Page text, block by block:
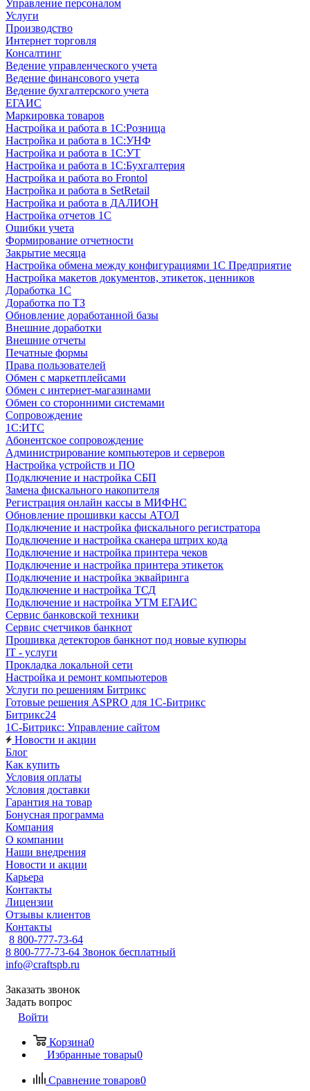
Управление персоналом
Услуги
Производство
Интернет торговля
Консалтинг
Ведение управленческого учета
Ведение финансового учета
Ведение бухгалтерского учета
ЕГАИС
Маркировка товаров
Настройка и работа в 1С:Розница
Настройка и работа в 1С:УНФ
Настройка и работа в 1С:УТ
Настройка и работа в 1С:Бухгалтерия
Настройка и работа во Frontol
Настройка и работа в SetRetail
Настройка и работа в ДАЛИОН
Настройка отчетов 1С
Ошибки учета
Формирование отчетности
Закрытие месяца
Настройка обмена между конфигурациями 1С Предприятие
Настройка макетов документов, этикеток, ценников
Доработка 1С
Доработка по ТЗ
Обновление доработанной базы
Внешние доработки
Внешние отчеты
Печатные формы
Права пользователей
Обмен с маркетплейсами
Обмен с интернет-магазинами
Обмен со сторонними системами
Сопровождение
1C:ИТС
Абонентское сопровождение
Администрирование компьютеров и серверов
Настройка устройств и ПО
Подключение и настройка СБП
Замена фискального накопителя
Регистрация онлайн кассы в МИФНС
Обновление прошивки кассы АТОЛ
Подключение и настройка фискального регистратора
Подключение и настройка сканера штрих кода
Подключение и настройка принтера чеков
Подключение и настройка принтера этикеток
Подключение и настройка эквайринга
Подключение и настройка ТСД
Подключение и настройка УТМ ЕГАИС
Сервис банковской техники
Сервис счетчиков банкнот
Прошивка детекторов банкнот под новые купюры
IT - услуги
Прокладка локальной сети
Настройка и ремонт компьютеров
Услуги по решениям Битрикс
Готовые решения ASPRO для 1С-Битрикс
Битрикс24
1С-Битрикс: Управление сайтом
Новости и акции
Блог
Как купить
Условия оплаты
Условия доставки
Гарантия на товар
Бонусная программа
Компания
О компании
Наши внедрения
Новости и акции
Карьера
Контакты
Лицензии
Отзывы клиентов
Контакты
8 800-777-73-64
8 800-777-73-64 Звонок бесплатный
info@craftspb.ru
Заказать звонок
Задать вопрос
Войти
Корзина0
Избранные товары0
Сравнение товаров0